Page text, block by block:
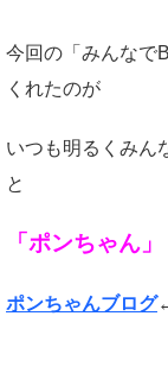
今回の「みんなで
くれたのが
いつも明るくみん
と
「ポンちゃん」
ポンちゃんブログ